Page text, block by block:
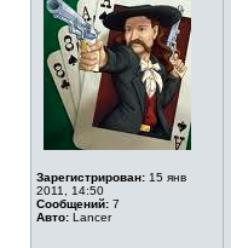
Зарегистрирован: 15 янв
2011, 14:50
Сообщений: 7
Авто: Lancer